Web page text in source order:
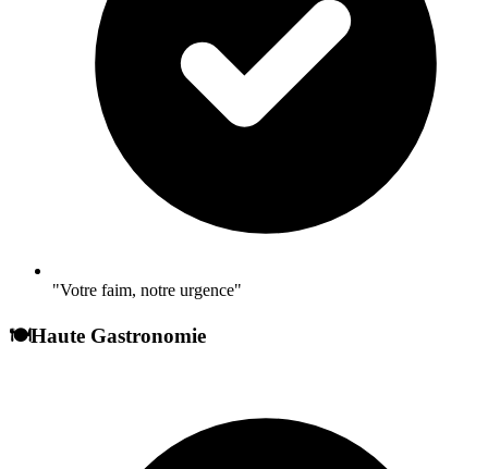
"Votre faim, notre urgence"
🍽️Haute Gastronomie